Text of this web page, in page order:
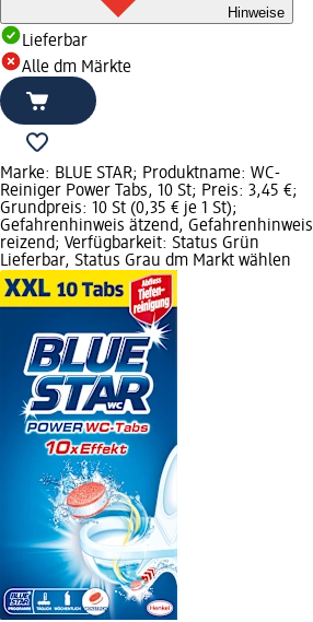
Hinweise
Lieferbar
Alle dm Märkte
Marke: BLUE STAR; Produktname: WC-
Reiniger Power Tabs, 10 St; Preis: 3,45 €;
Grundpreis: 10 St (0,35 € je 1 St);
Gefahrenhinweis ätzend, Gefahrenhinweis
reizend; Verfügbarkeit: Status Grün
Lieferbar, Status Grau dm Markt wählen